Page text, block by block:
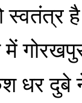
स्वतंत्र
धर दुबे